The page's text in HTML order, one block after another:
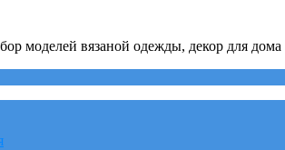
моделей вязаной одежды, декор для дома